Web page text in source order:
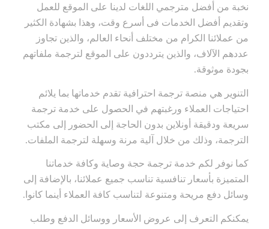
نخبة من أفضل مترجمي اللغات لدينا على الموقع للعمل
وتقديم أفضل الخدمات فى أسرع وقت، وهذا بشهادة الكثير
من عملائنا الكرام من مختلف أنحاء العالم، والذين تجاوز
عددهم الآلاف، والذين يترددون على الموقع لترجمة ملفاتهم
بجودة موثوقة.
التنوير هي منصة ترجمة احترافية تقدم خدماتها بما يلائم
احتياجات العملاء ورغبتهم في الحصول على خدمة ترجمة
سريعة ودقيقة أونلاين بدون الحاجة إلى الحضور إلى مكتب
الترجمة، وذلك من خلال آلية مرنة وسهلة لترجمة الملفات.
كما نوفر لكم خدمة ترجمة حجة وصاية وكافة خدماتنا
المتميزة بأسعار تنافسية تناسب جميع عملائنا، بالإضافة إلى
وسائل دفع مريحة ومتنوعة لتناسب كافة العملاء أينما كانوا.
يمكنكم التعرف إلى عروض الأسعار ووسائل الدفع وطلب